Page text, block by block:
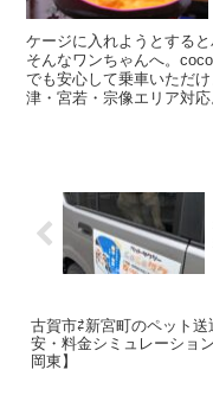
ケージに入れようとする
そんなワンちゃんへ。
でも安心して乗車いただ
津・宮若・宗像エリア対応
古賀市⇄新宮町のペット送
安・料金シミュレーショ
岡東】